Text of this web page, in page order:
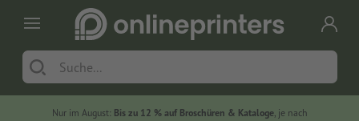
Nur im August: Bis zu 12 % auf Broschüren & Kataloge, je nach